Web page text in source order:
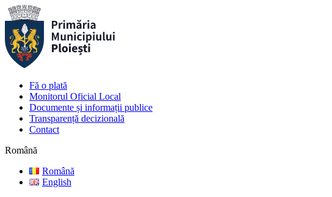
Fă o plată
Monitorul Oficial Local
Documente și informații publice
Transparență decizională
Contact
Română
Română
English